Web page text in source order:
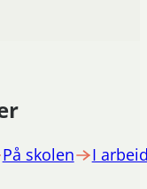
På skolen
I